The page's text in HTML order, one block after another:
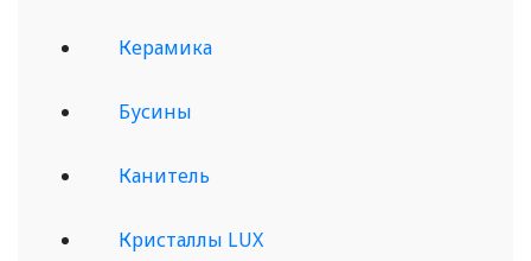
Керамика
Бусины
Канитель
Кристаллы LUX